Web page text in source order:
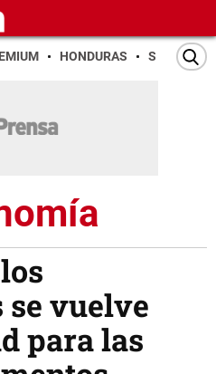
HONDURAS SAN PEDRO
vuelve
para las